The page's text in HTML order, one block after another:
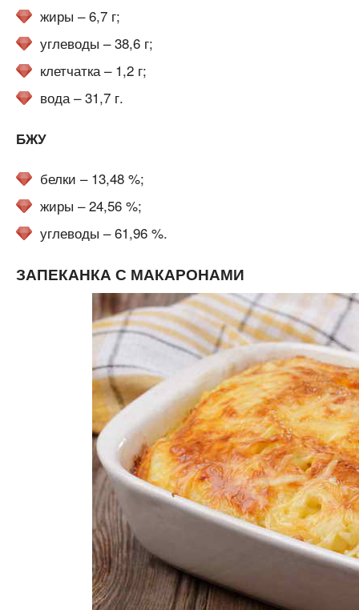
жиры – 6,7 г;
углеводы – 38,6 г;
клетчатка – 1,2 г;
вода – 31,7 г.
БЖУ
белки – 13,48 %;
жиры – 24,56 %;
углеводы – 61,96 %.
ЗАПЕКАНКА С МАКАРОНАМИ